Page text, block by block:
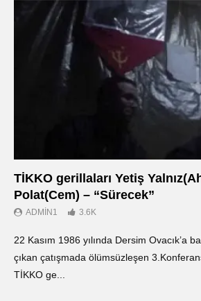
TİKKO gerillaları Yetiş
Polat(Cem) – “Sürecek”
ADMIN1 3.6K
22 Kasım 1986 yılında Dersim Ovacık’a
çıkan çatışmada ölümsüzleşen
TİKKO ge...